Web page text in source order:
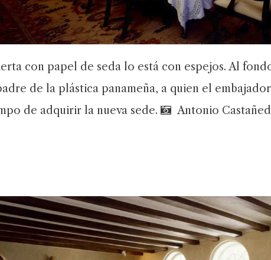
con papel de seda lo está con espejos. Al
de la plástica panameña, a quien el
de adquirir la nueva sede.
Antonio